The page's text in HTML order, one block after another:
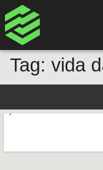
Tag: vida